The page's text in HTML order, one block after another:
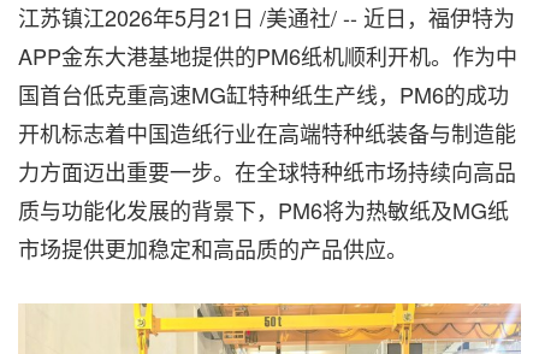
江苏镇江2026年5月21日 /美通社/ -- 近日，福伊特为
APP金东大港基地提供的PM6纸机顺利开机。作为中
国首台低克重高速MG缸特种纸生产线，PM6的成功
开机标志着中国造纸行业在高端特种纸装备与制造能
力方面迈出重要一步。在全球特种纸市场持续向高品
质与功能化发展的背景下，PM6将为热敏纸及MG纸
市场提供更加稳定和高品质的产品供应。